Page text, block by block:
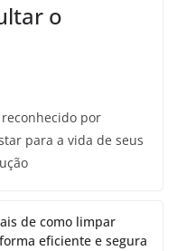
o
por
para a vida de seus
de como limpar
eficiente e segura